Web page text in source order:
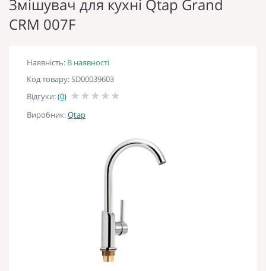
Змішувач для кухні Qtap Grand
CRM 007F
Наявність: В наявності
Код товару: SD00039603
Відгуки:(0)
Виробник:Qtap